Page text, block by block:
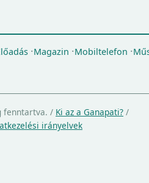
Magazin Mobiltelefon
fenntartva. / Ki az a Ganapati? /
irányelvek